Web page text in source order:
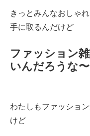
きっとみんなおしゃ
手に取るんだけど
ファッション
いんだろうな
わたしもファッショ
けど